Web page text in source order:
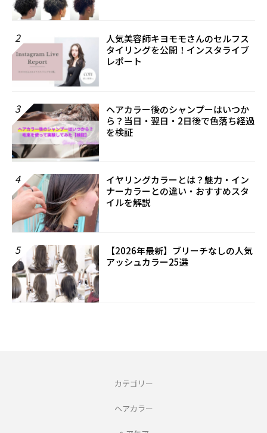
2
人気美容師キヨモモさんのセルフス
タイリングを公開！インスタライブ
レポート
3
ヘアカラー後のシャンプーはいつか
ら？当日・翌日・2日後で色落ち経過
を検証
4
イヤリングカラーとは？魅力・イン
ナーカラーとの違い・おすすめスタ
イルを解説
5
【2026年最新】ブリーチなしの人気
アッシュカラー25選
カテゴリー
ヘアカラー